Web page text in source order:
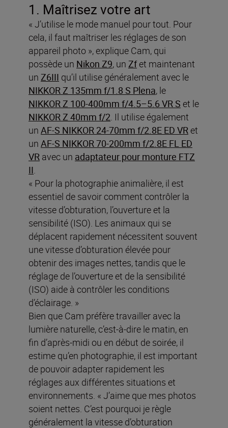
1. Maîtrisez votre art
« J’utilise le mode manuel pour tout. Pour
cela, il faut maîtriser les réglages de son
appareil photo », explique Cam, qui
possède un Nikon Z9, un Zfet maintenant
un Z6III qu’il utilise généralement avec le
NIKKOR Z 135mm f/1.8 S Plena, le
NIKKOR Z 100-400mm f/4.5–5.6 VR S et le
NIKKOR Z 40mm f/2. Il utilise également
un AF-S NIKKOR 24-70mm f/2.8E ED VR et
un AF-S NIKKOR 70-200mm f/2.8E FL ED
VR avec un adaptateur pour monture FTZ
II.
« Pour la photographie animalière, il est
essentiel de savoir comment contrôler la
vitesse d’obturation, l’ouverture et la
sensibilité (ISO). Les animaux qui se
déplacent rapidement nécessitent souvent
une vitesse d’obturation élevée pour
obtenir des images nettes, tandis que le
réglage de l’ouverture et de la sensibilité
(ISO) aide à contrôler les conditions
d’éclairage. »
Bien que Cam préfère travailler avec la
lumière naturelle, c’est-à-dire le matin, en
fin d’après-midi ou en début de soirée, il
estime qu’en photographie, il est important
de pouvoir adapter rapidement les
réglages aux différentes situations et
environnements. « J’aime que mes photos
soient nettes. C’est pourquoi je règle
généralement la vitesse d’obturation